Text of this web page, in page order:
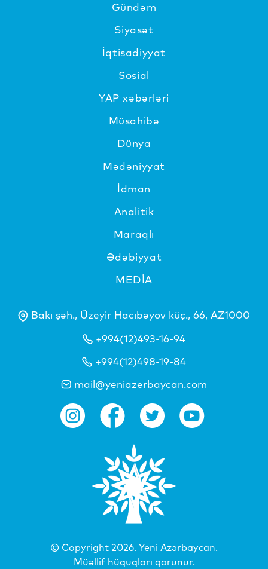
Gündəm
Siyasət
İqtisadiyyat
Sosial
YAP xəbərləri
Müsahibə
Dünya
Mədəniyyat
İdman
Analitik
Maraqlı
Ədəbiyyat
MEDİA
Bakı şəh., Üzeyir Hacıbəyov küç., 66, AZ1000
+994(12)493-16-94
+994(12)498-19-84
mail@yeniazerbaycan.com
© Copyright 2026. Yeni Azərbaycan.
Müəllif hüquqları qorunur.